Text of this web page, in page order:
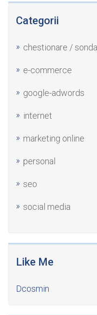
Categorii
chestionare /
e-commerce
google-adwords
internet
marketing online
personal
seo
social media
Like Me
Dcosmin